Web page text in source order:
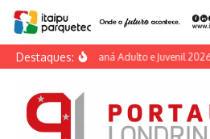
Ir para o conteúdo
Destaques:Taça Paraná Adulto e Juvenil